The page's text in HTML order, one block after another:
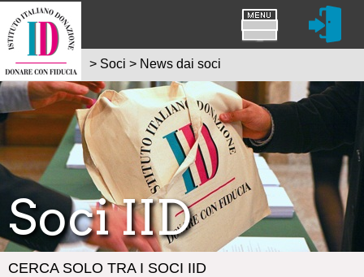
Soci IID
CERCA SOLO TRA I SOCI IID
> Soci > News dai soci